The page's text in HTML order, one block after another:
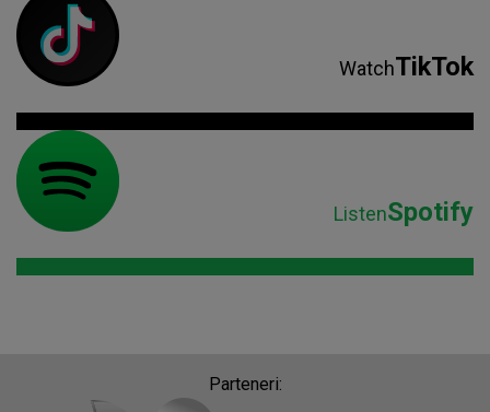
WatchTikTok
ListenSpotify
Parteneri: